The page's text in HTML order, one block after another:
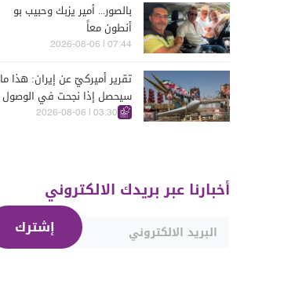
بالصور... أمير يزبك وحبيب بو
أنطون معاً
07:44 | 2026-08-06
تقرير أميركيّ عن إيران: هذا ما
سيحصل إذا نجحت في الوصول
إلى هذه الدولة الآسيويّة
03:30 | 2026-08-06
أخبارنا عبر بريدك الالكتروني
إشترك